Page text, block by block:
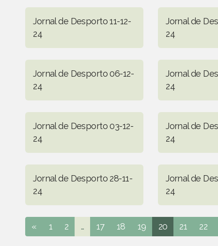
Jornal de Desporto 11-12-
24
Jornal de
24
Jornal de Desporto 06-12-
24
Jornal de
24
Jornal de Desporto 03-12-
24
Jornal de
24
Jornal de Desporto 28-11-
24
Jornal de
24
« 1 2 ... 17 18 19 20 21 22